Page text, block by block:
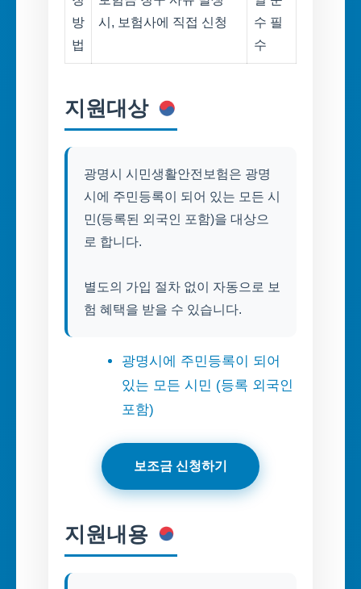
방
법
시, 보험사에 직접 신청
수 필
수
지원대상
광명시 시민생활안전보험은 광명
시에 주민등록이 되어 있는 모든 시
민(등록된 외국인 포함)을 대상으
로 합니다.
별도의 가입 절차 없이 자동으로 보
험 혜택을 받을 수 있습니다.
광명시에 주민등록이 되어
있는 모든 시민 (등록 외국인
포함)
보조금 신청하기
지원내용